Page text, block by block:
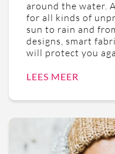
around the water.
for all kinds of
sun to rain and
designs, smart
will protect you
LEES MEER